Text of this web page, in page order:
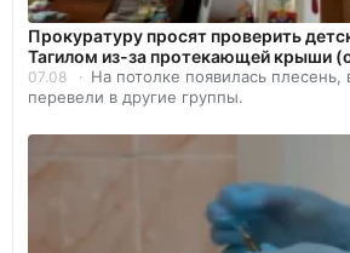
Прокуратуру просят проверить
Тагилом из-за протекающей крыши
07.08
На потолке появилась плесень,
перевели в другие группы.